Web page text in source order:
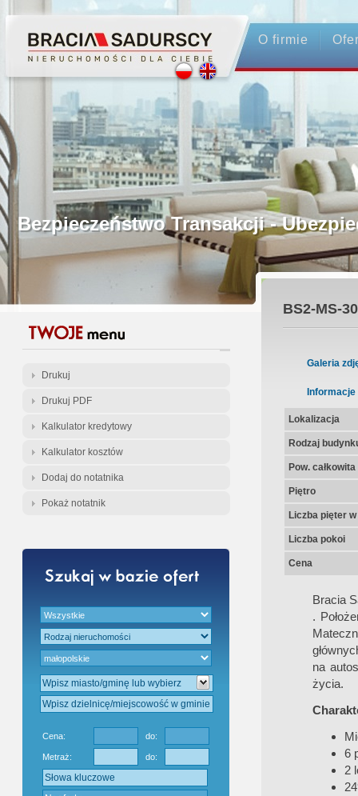
O firmie
Profesjonalne Pośrednictwo
Bezpieczeństwo Transakcji -
Licencjonowani Pośrednicy
Gwarancja Zwrotu Zadatku
Gratis - Przedwstępna Umowa
Drukuj
Drukuj PDF
Kalkulator kredytowy
Kalkulator kosztów
Dodaj do notatnika
Pokaż notatnik
Cena: do:
Metraż: do:
BS2-MS-
Galeria
Informacje
Lokalizacja
Rodzaj
Pow.
Piętro
Liczba pięter
Liczba pokoi
Cena
Bracia
.
na
życia.
6
2